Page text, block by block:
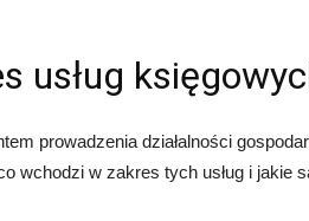
usług
prowadzenia działalności
wchodzi w zakres tych usług i jakie